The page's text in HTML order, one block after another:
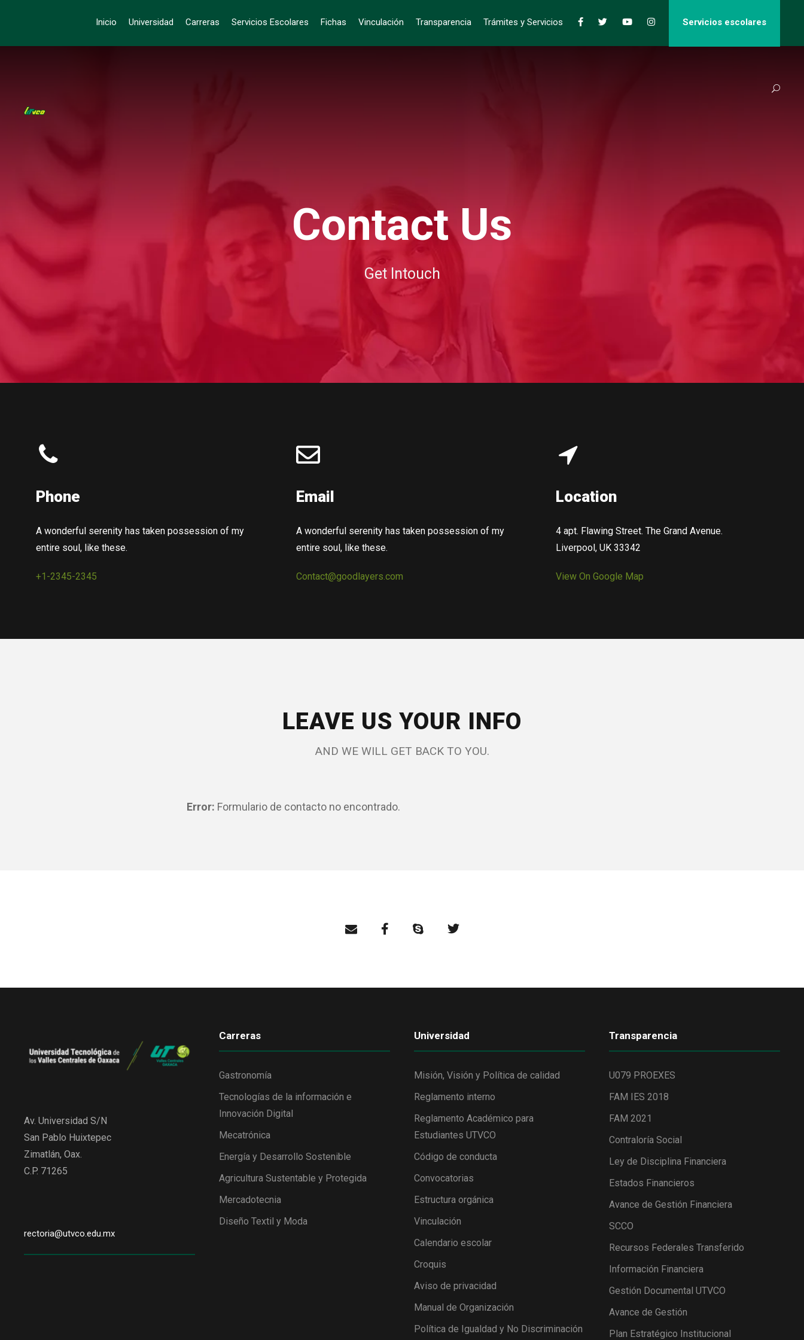
Inicio Universidad Carreras Servicios Escolares Fichas Vinculación Transparencia Trámites y Servicios Servicios escolares
Contact Us
Get Intouch
Phone
A wonderful serenity has taken possession of my
entire soul, like these.
+1-2345-2345
Email
A wonderful serenity has taken possession of my
entire soul, like these.
Contact@goodlayers.com
Location
4 apt. Flawing Street. The Grand Avenue.
Liverpool, UK 33342
View On Google Map
LEAVE US YOUR INFO
AND WE WILL GET BACK TO YOU.
Error: Formulario de contacto no encontrado.
Av. Universidad S/N
San Pablo Huixtepec
Zimatlán, Oax.
C.P. 71265
rectoria@utvco.edu.mx
Carreras
Gastronomía
Tecnologías de la información e
Innovación Digital
Mecatrónica
Energía y Desarrollo Sostenible
Agricultura Sustentable y Protegida
Mercadotecnia
Diseño Textil y Moda
Universidad
Misión, Visión y Política de calidad
Reglamento interno
Reglamento Académico para
Estudiantes UTVCO
Código de conducta
Convocatorias
Estructura orgánica
Vinculación
Calendario escolar
Croquis
Aviso de privacidad
Manual de Organización
Política de Igualdad y No Discriminación
Transparencia
U079 PROEXES
FAM IES 2018
FAM 2021
Contraloría Social
Ley de Disciplina Financiera
Estados Financieros
Avance de Gestión Financiera
SCCO
Recursos Federales Transferido
Información Financiera
Gestión Documental UTVCO
Avance de Gestión
Plan Estratégico Institucional